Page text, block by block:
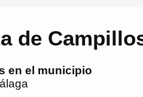
de
en el municipio